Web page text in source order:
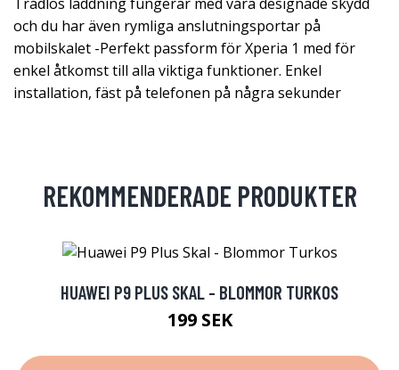
och du har även rymliga anslutningsportar på
mobilskalet -Perfekt passform för Xperia 1 med för
enkel åtkomst till alla viktiga funktioner. Enkel
installation, fäst på telefonen på några sekunder
REKOMMENDERADE PRODUKTER
HUAWEI P9 PLUS SKAL - BLOMMOR TURKOS
199 SEK